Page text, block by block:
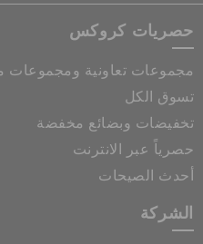
حصريات كروكس
مجموعات تعاونية ومجموعات
تسوق الكل
تخفيضات وبضائع مخفضة
حصرياً عبر الانترنت
أحدث الصيحات
الشركة